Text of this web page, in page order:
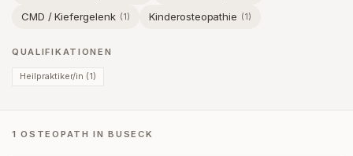
CMD / Kiefergelenk (1) Kinderosteopathie (1)
QUALIFIKATIONEN
Heilpraktiker/in (1)
1 OSTEOPATH IN BUSECK